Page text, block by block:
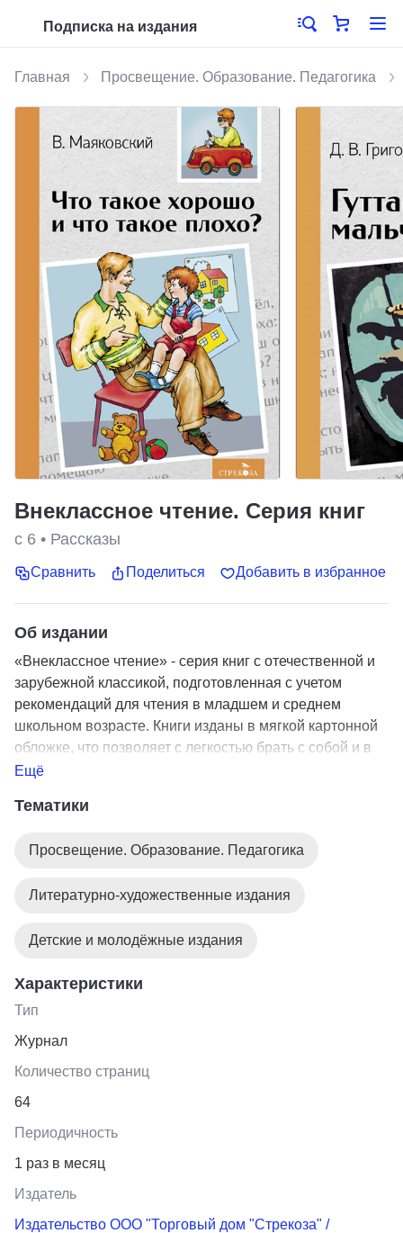
Подписка на издания
Главная Просвещение. Образование. Педагогика
Внеклассное чтение. Серия книг
с 6 • Рассказы
Сравнить Поделиться Добавить в избранное
Об издании
«Внеклассное чтение» - серия книг с отечественной и
зарубежной классикой, подготовленная с учетом
рекомендаций для чтения в младшем и среднем
школьном возрасте. Книги изданы в мягкой картонной
обложке, что позволяет с легкостью брать с собой и в
школу, и на отдых. Благодаря удобному формату и
или портфель. Текст напечатан крупным шрифтом на
прекрасный бюджетный вариант для юных читателей.
Ещё
Тематики
Просвещение. Образование. Педагогика
Литературно-художественные издания
Детские и молодёжные издания
Характеристики
Тип
Журнал
Количество страниц
64
Периодичность
1 раз в месяц
Издатель
Издательство ООО "Торговый дом "Стрекоза" /